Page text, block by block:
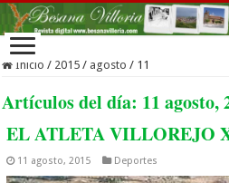
Inicio / 2015 / agosto / 11
Artículos del día: 11 agosto,
EL ATLETA VILLOREJO
11 agosto, 2015 Deportes